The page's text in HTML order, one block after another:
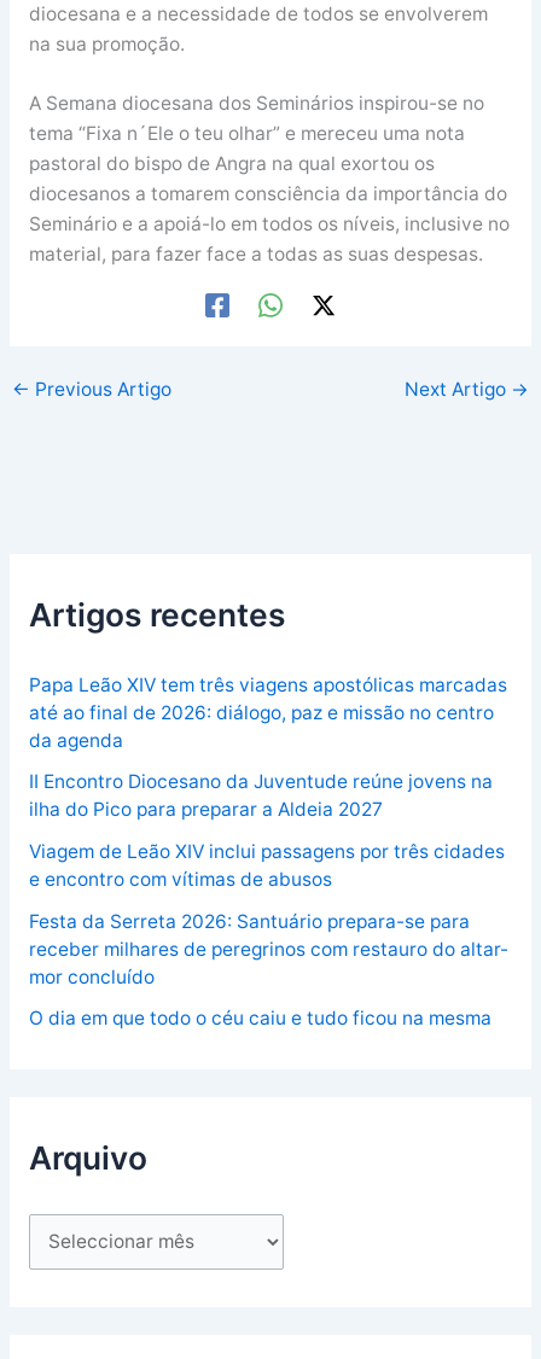
diocesana e a necessidade de todos se envolverem
na sua promoção.
A Semana diocesana dos Seminários inspirou-se no
tema “Fixa n´Ele o teu olhar” e mereceu uma nota
pastoral do bispo de Angra na qual exortou os
diocesanos a tomarem consciência da importância do
Seminário e a apoiá-lo em todos os níveis, inclusive no
material, para fazer face a todas as suas despesas.
← Previous Artigo Next Artigo →
Artigos recentes
Papa Leão XIV tem três viagens apostólicas marcadas
até ao final de 2026: diálogo, paz e missão no centro
da agenda
II Encontro Diocesano da Juventude reúne jovens na
ilha do Pico para preparar a Aldeia 2027
Viagem de Leão XIV inclui passagens por três cidades
e encontro com vítimas de abusos
Festa da Serreta 2026: Santuário prepara-se para
receber milhares de peregrinos com restauro do altar-
mor concluído
O dia em que todo o céu caiu e tudo ficou na mesma
Arquivo